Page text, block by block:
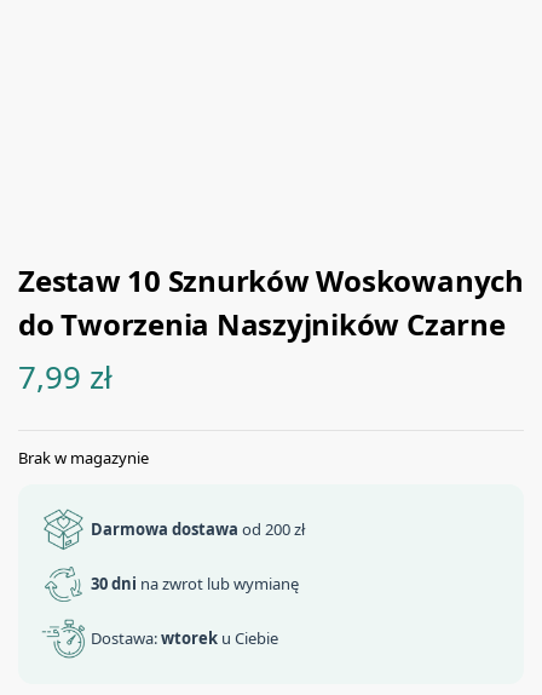
Zestaw 10 Sznurków Woskowanych
do Tworzenia Naszyjników Czarne
7,99 zł
Brak w magazynie
Darmowa dostawa od 200 zł
30 dni na zwrot lub wymianę
Dostawa:wtorek u Ciebie